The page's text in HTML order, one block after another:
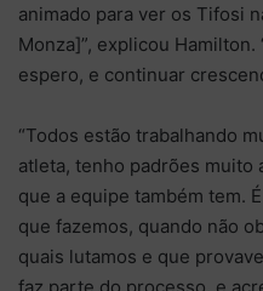
animado para ver os Tifosi
Monza]”, explicou
espero, e continuar
“Todos estão trabalhando
atleta, tenho padrões muito
que a equipe também tem.
que fazemos, quando não
quais lutamos e que